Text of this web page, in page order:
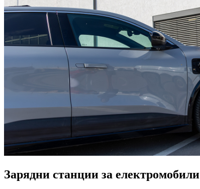
Зарядни станции за електромобили